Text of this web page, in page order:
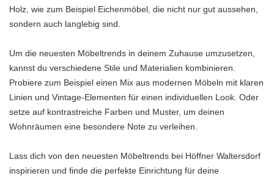
Holz, wie zum Beispiel Eichenmöbel, die nicht nur gut aussehen,
sondern auch langlebig sind.
Um die neuesten Möbeltrends in deinem Zuhause umzusetzen,
kannst du verschiedene Stile und Materialien kombinieren.
Probiere zum Beispiel einen Mix aus modernen Möbeln mit klaren
Linien und Vintage-Elementen für einen individuellen Look. Oder
setze auf kontrastreiche Farben und Muster, um deinen
Wohnräumen eine besondere Note zu verleihen.
Lass dich von den neuesten Möbeltrends bei Höffner Waltersdorf
inspirieren und finde die perfekte Einrichtung für deine